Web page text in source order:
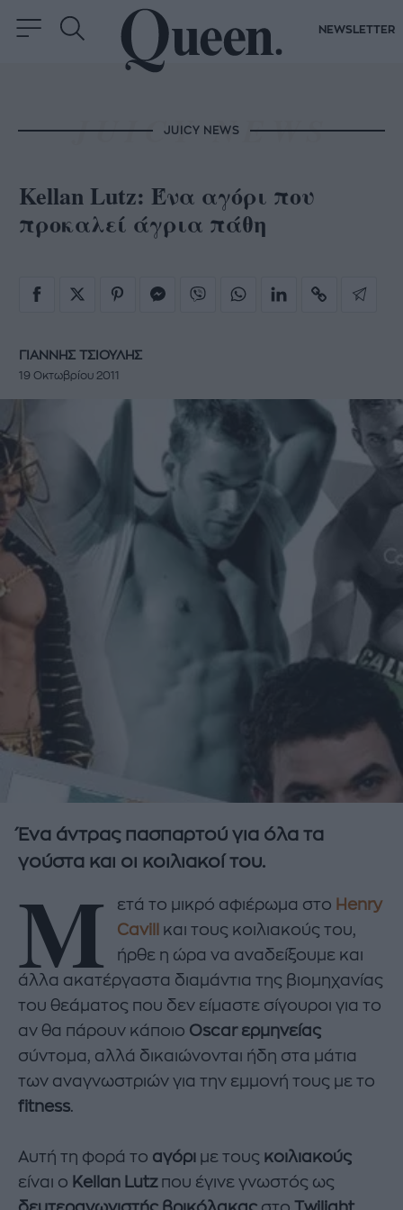
NEWSLETTER
JUICY NEWS
Kellan Lutz: Ένα αγόρι που
προκαλεί άγρια πάθη
ΓΙΑΝΝΗΣ ΤΣΙΟΥΛΗΣ
19 Οκτωβρίου 2011
Ένα άντρας πασπαρτού για όλα τα
γούστα και οι κοιλιακοί του.
Μ ετά το μικρό αφιέρωμα στο Henry
Cavill
και τους κοιλιακούς του,
ήρθε η ώρα να αναδείξουμε και
άλλα ακατέργαστα διαμάντια της βιομηχανίας
του θεάματος που δεν είμαστε σίγουροι για το
αν θα πάρουν κάποιο Oscar ερμηνείας
σύντομα, αλλά δικαιώνονται ήδη στα μάτια
των αναγνωστριών για την εμμονή τους με το
fitness.
Αυτή τη φορά το αγόρι με τους κοιλιακούς
είναι ο Kellan Lutzπου έγινε γνωστός ως